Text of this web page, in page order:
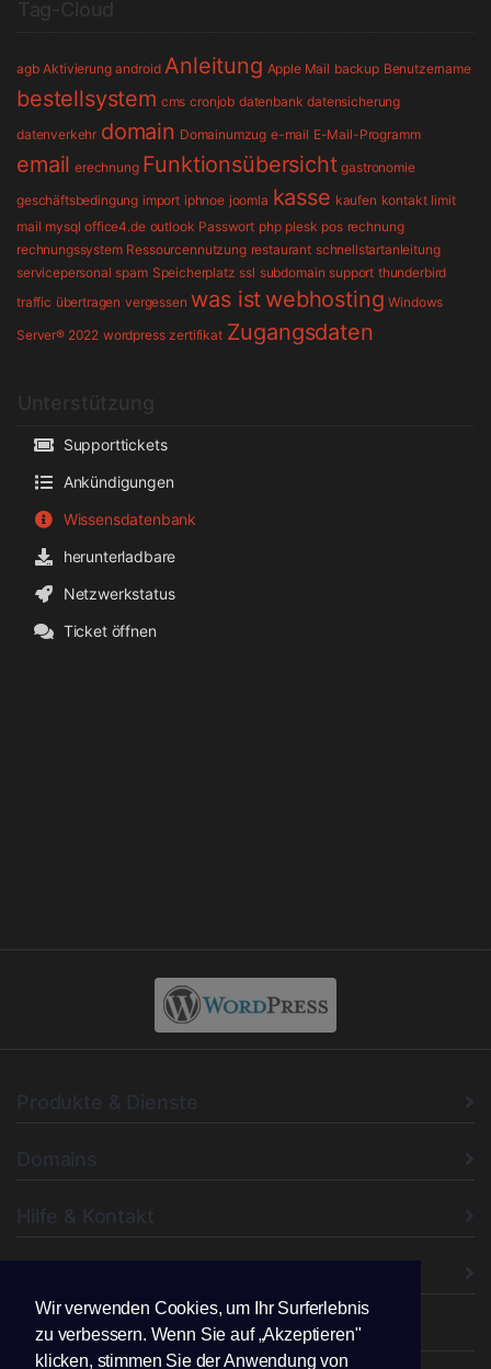
Wir verwenden Cookies, um Ihr Surferlebnis
zu verbessern. Wenn Sie auf „Akzeptieren"
klicken, stimmen Sie der Anwendung von
agb Aktivierung android Anleitung Apple Mail backup Benutzername
bestellsystem cms cronjob datenbank datensicherung
datenverkehr domain Domainumzug e-mail E-Mail-Programm
email erechnung Funktionsübersicht gastronomie
geschäftsbedingung import iphnoe joomla kasse kaufen kontakt limit
mail mysql office4.de outlook Passwort php plesk pos rechnung
rechnungssystem Ressourcennutzung restaurant schnellstartanleitung
servicepersonal spam Speicherplatz ssl subdomain support thunderbird
traffic übertragen vergessen was istwebhosting Windows
Server® 2022 wordpress zertifikat Zugangsdaten
Supporttickets
Ankündigungen
Wissensdatenbank
herunterladbare
Netzwerkstatus
Ticket öffnen
Produkte & Dienste
Domains
Hilfe & Kontakt
Folgen Sie uns